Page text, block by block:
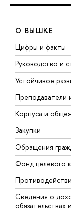
О ВЫШКЕ
Цифры и факты
Руководство и
Устойчивое
Преподаватели
Корпуса и
Закупки
Обращения
Фонд целевого
Сведения о